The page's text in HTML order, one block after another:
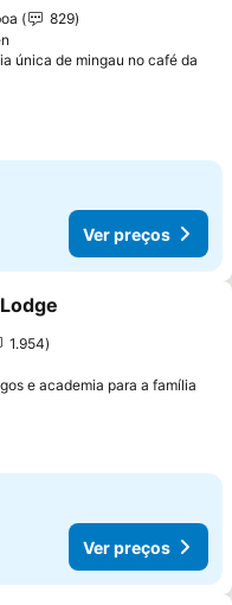
829
única de mingau no café da
Ver preços
aos favoritos
1.954
e academia para a família
Ver preços